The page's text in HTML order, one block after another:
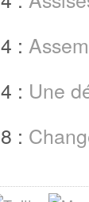
:
: Une
: